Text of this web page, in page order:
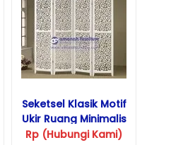
Seketsel Klasik Motif
Ukir Ruang Minimalis
Rp (Hubungi Kami)